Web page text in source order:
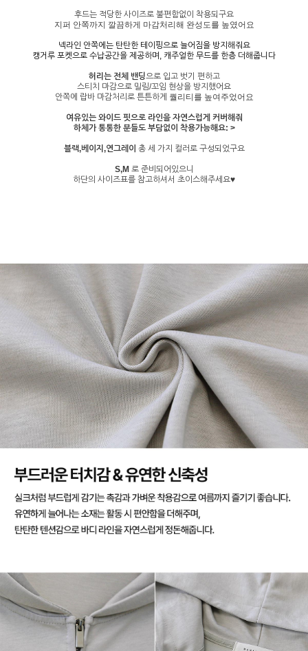
후드는 적당한 사이즈로 불편함없이 착용되구요
지퍼 안쪽까지 깔끔하게 마감처리해 완성도를 높였어요
넥라인 안쪽에는 탄탄한 테이핑으로 늘어짐을 방지해줘요
캥거루 포켓으로 수납공간을 제공하며, 캐주얼한 무드를 한층 더해줍니다
허리는 전체 밴딩으로 입고 벗기 편하고
스티치 마감으로 밀림/꼬임 현상을 방지했어요
안쪽에 랍바 마감처리로 튼튼하게 퀄리티를 높여주었어요
여유있는 와이드 핏으로 라인을 자연스럽게 커버해줘
하체가 통통한 분들도 부담없이 착용가능해요: >
블랙,베이지,연그레이 총 세 가지 컬러로 구성되었구요
S,M 로 준비되어있으니
하단의 사이즈표를 참고하셔서 초이스해주세요♥